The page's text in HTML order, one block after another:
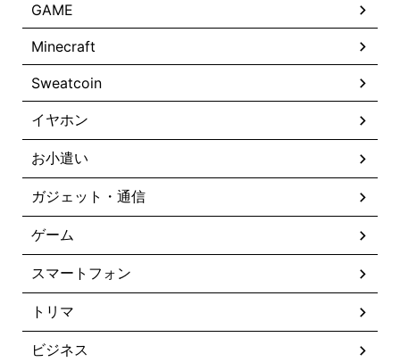
GAME
Minecraft
Sweatcoin
イヤホン
お小遣い
ガジェット・通信
ゲーム
スマートフォン
トリマ
ビジネス